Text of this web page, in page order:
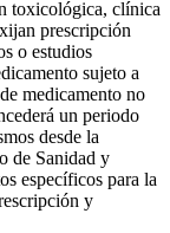
toxicológica, clínica
prescripción
o estudios
sujeto a
medicamento no
un periodo
desde la
de Sanidad y
específicos para la
y